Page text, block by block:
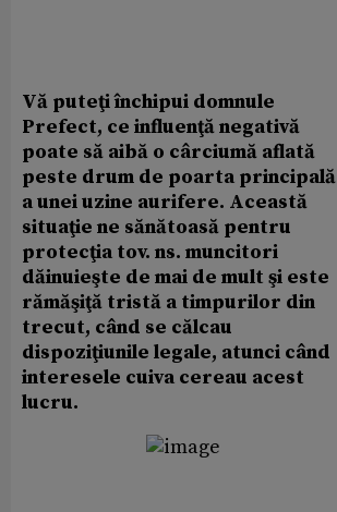
Vă puteţi închipui domnule
Prefect, ce influenţă negativă
poate să aibă o cârciumă aflată
peste drum de poarta principală
a unei uzine aurifere. Această
situaţie ne sănătoasă pentru
protecţia tov. ns. muncitori
dăinuieşte de mai de mult şi este
rămăşiţă tristă a timpurilor din
trecut, când se călcau
dispoziţiunile legale, atunci când
interesele cuiva cereau acest
lucru.